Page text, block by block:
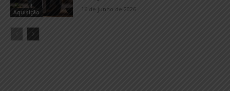
Aquisição 16 de junho de 2026